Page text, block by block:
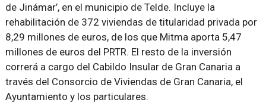
de Jinámar’, en el municipio de Telde. Incluye la
rehabilitación de 372 viviendas de titularidad privada por
8,29 millones de euros, de los que Mitma aporta 5,47
millones de euros del PRTR. El resto de la inversión
correrá a cargo del Cabildo Insular de Gran Canaria a
través del Consorcio de Viviendas de Gran Canaria, el
Ayuntamiento y los particulares.